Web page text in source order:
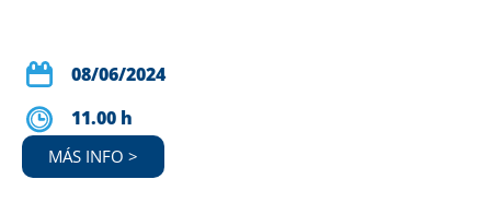
08/06/2024
11.00 h
MÁS INFO >